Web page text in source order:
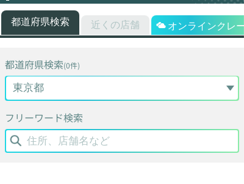
都道府県検索 近くの店舗 オンラインクレー
都道府県検索(0件)
フリーワード検索